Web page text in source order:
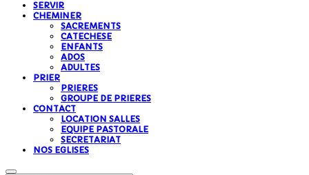
SERVIR
CHEMINER
SACREMENTS
CATECHESE
ENFANTS
ADOS
ADULTES
PRIER
PRIERES
GROUPE DE PRIERES
CONTACT
LOCATION SALLES
EQUIPE PASTORALE
SECRETARIAT
NOS EGLISES